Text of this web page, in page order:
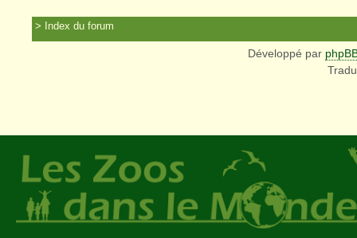
Index du forum
Développé par